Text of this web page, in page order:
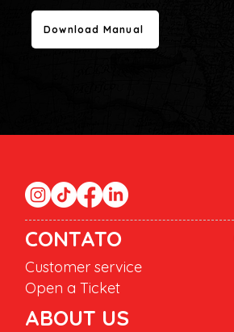
Download Manual
CONTATO
Customer service
Open a Ticket
ABOUT US